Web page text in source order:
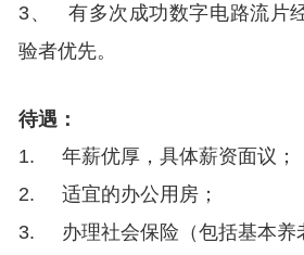
3、 有多次成功数字电路流片
验者优先。
待遇：
1.
年薪优厚，具体薪资面议；
2.
适宜的办公用房；
3.
办理社会保险（包括基本养